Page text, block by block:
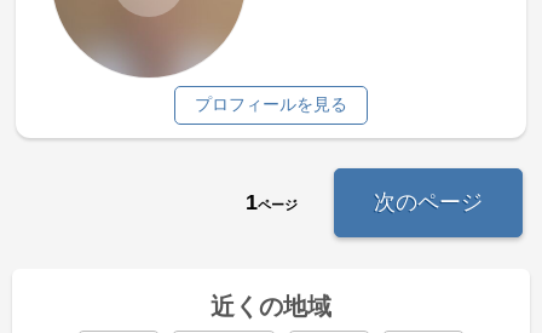
プロフィールを見る
1ページ 次のページ
近くの地域